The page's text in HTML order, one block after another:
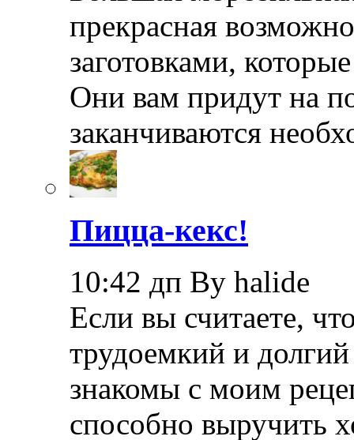
прекрасная
заготовками,
Они вам придут на
заканчиваются
Пицца-кекс!
10:42 дп By halide
Если вы считаете,
трудоемкий и
знакомы с моим
способно выручить